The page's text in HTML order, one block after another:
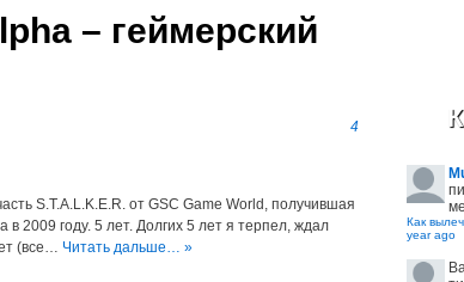
– геймерский
4
S.T.A.L.K.E.R. от GSC Game World, получившая
2009 году. 5 лет. Долгих 5 лет я терпел, ждал
(все… Читать дальше… »
Как
year ago